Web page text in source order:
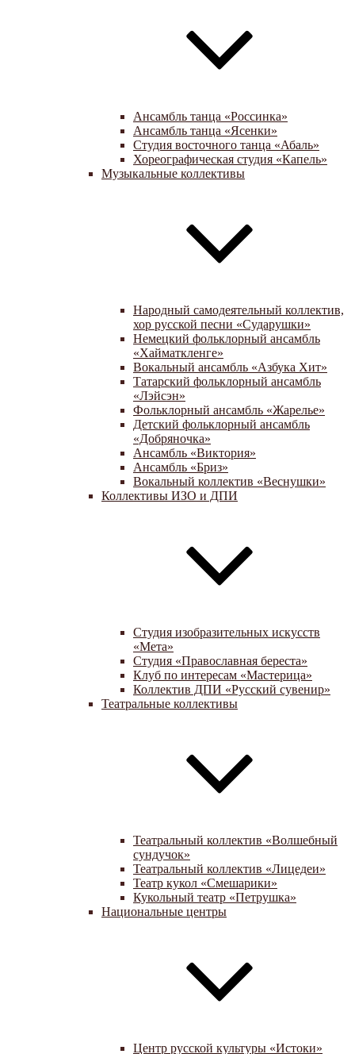
Ансамбль танца «Россинка»
Ансамбль танца «Ясенки»
Студия восточного танца «Абаль»
Хореографическая студия «Капель»
Музыкальные коллективы
Народный самодеятельный коллектив,
хор русской песни «Сударушки»
Немецкий фольклорный ансамбль
«Хайматкленге»
Вокальный ансамбль «Азбука Хит»
Татарский фольклорный ансамбль
«Лэйсэн»
Фольклорный ансамбль «Жарелье»
Детский фольклорный ансамбль
«Добряночка»
Ансамбль «Виктория»
Ансамбль «Бриз»
Вокальный коллектив «Веснушки»
Коллективы ИЗО и ДПИ
Студия изобразительных искусств
«Мета»
Студия «Православная береста»
Клуб по интересам «Мастерица»
Коллектив ДПИ «Русский сувенир»
Театральные коллективы
Театральный коллектив «Волшебный
сундучок»
Театральный коллектив «Лицедеи»
Театр кукол «Смешарики»
Кукольный театр «Петрушка»
Национальные центры
Центр русской культуры «Истоки»